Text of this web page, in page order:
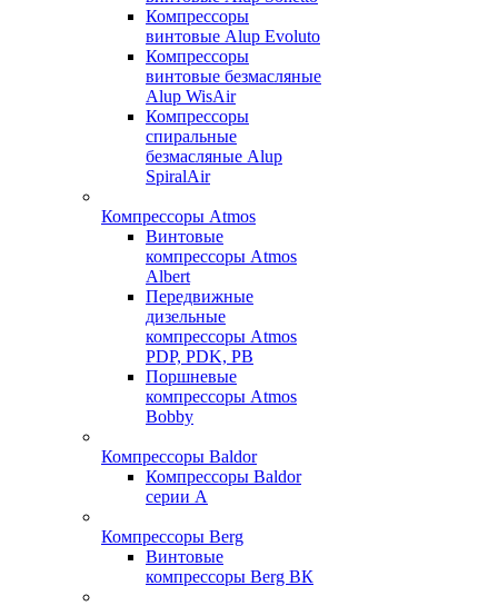
Компрессоры
винтовые Alup Evoluto
Компрессоры
винтовые безмасляные
Alup WisAir
Компрессоры
спиральные
безмасляные Alup
SpiralAir
Компрессоры Atmos
Винтовые
компрессоры Atmos
Albert
Передвижные
дизельные
компрессоры Atmos
PDP, PDK, PB
Поршневые
компрессоры Atmos
Bobby
Компрессоры Baldor
Компрессоры Baldor
серии A
Компрессоры Berg
Винтовые
компрессоры Berg ВК